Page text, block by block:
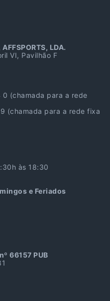
LDA.
VI, Pavilhão F
0 (chamada para a rede
(chamada para a rede fixa
às 18:30
e Feriados
66157 PUB